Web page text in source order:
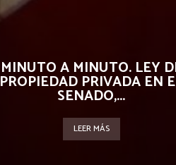
MINUTO A MINUTO. LEY
PROPIEDAD PRIVADA EN
SENADO,...
LEER MÁS